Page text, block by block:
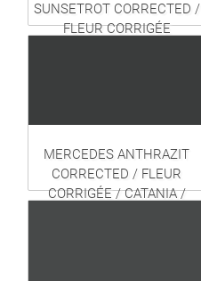
SUNSETROT CORRECTED /
FLEUR CORRIGÉE
MERCEDES ANTHRAZIT
CORRECTED / FLEUR
CORRIGÉE / CATANIA /